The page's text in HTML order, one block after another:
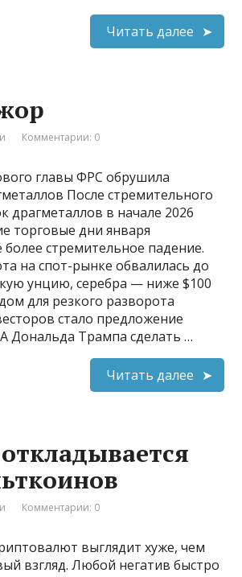
Читать далее
Комментарии: 0
главы ФРС обрушила
После стремительного
драгметаллов в начале 2026
торговые дни января
стремительное падение.
на спот-рынке обвалилась до
унцию, серебра — ниже $100
для резкого разворота
стало предложение
Дональда Трампа сделать …
Читать далее
Комментарии: 0
выглядит хуже, чем
взгляд. Любой негатив быстро